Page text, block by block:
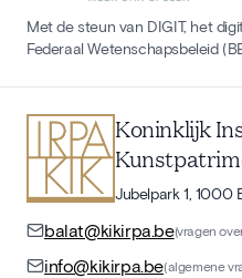
Met de steun van DIGIT, het
Federaal Wetenschapsbeleid
Koninklijk
Jubelpark 1, 1000
balat@kikirpa.be(vragen
info@kikirpa.be(algemene